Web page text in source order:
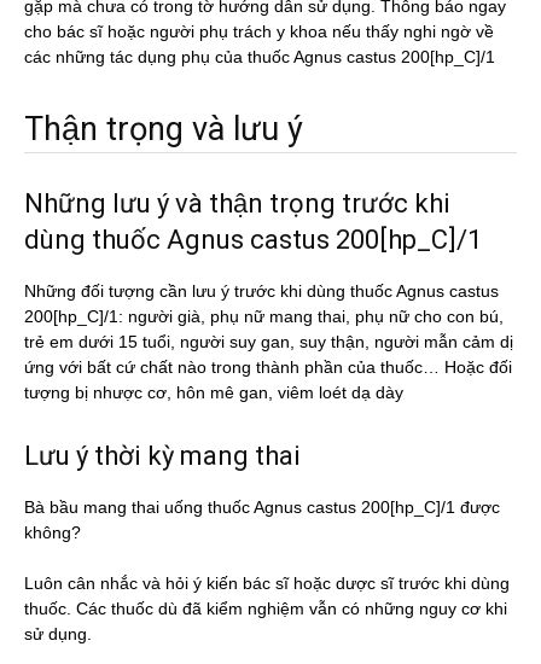
gặp mà chưa có trong tờ hướng dẫn sử dụng. Thông báo ngay
cho bác sĩ hoặc người phụ trách y khoa nếu thấy nghi ngờ về
các những tác dụng phụ của thuốc Agnus castus 200[hp_C]/1
Thận trọng và lưu ý
Những lưu ý và thận trọng trước khi
dùng thuốc Agnus castus 200[hp_C]/1
Những đối tượng cần lưu ý trước khi dùng thuốc Agnus castus
200[hp_C]/1: người già, phụ nữ mang thai, phụ nữ cho con bú,
trẻ em dưới 15 tuổi, người suy gan, suy thận, người mẫn cảm dị
ứng với bất cứ chất nào trong thành phần của thuốc… Hoặc đối
tượng bị nhược cơ, hôn mê gan, viêm loét dạ dày
Lưu ý thời kỳ mang thai
Bà bầu mang thai uống thuốc Agnus castus 200[hp_C]/1 được
không?
Luôn cân nhắc và hỏi ý kiến bác sĩ hoặc dược sĩ trước khi dùng
thuốc. Các thuốc dù đã kiểm nghiệm vẫn có những nguy cơ khi
sử dụng.